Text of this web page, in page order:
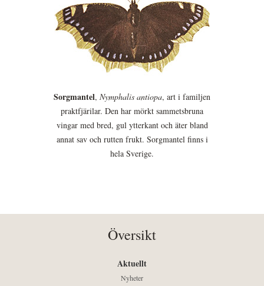
Sorgmantel, Nymphalis antiopa, art i familjen
praktfjärilar. Den har mörkt sammetsbruna
vingar med bred, gul ytterkant och äter bland
annat sav och rutten frukt. Sorgmantel finns i
hela Sverige.
Översikt
Aktuellt
Nyheter